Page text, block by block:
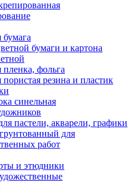
бумага
бумаги и картона
пленка, фольга
пористая резина и пластик
синельная
пастели, акварели, графики
для
работ
и этюдники